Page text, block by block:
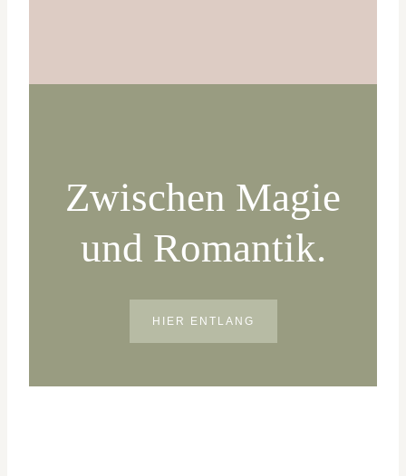
Zwischen Magie
und Romantik.
HIER ENTLANG